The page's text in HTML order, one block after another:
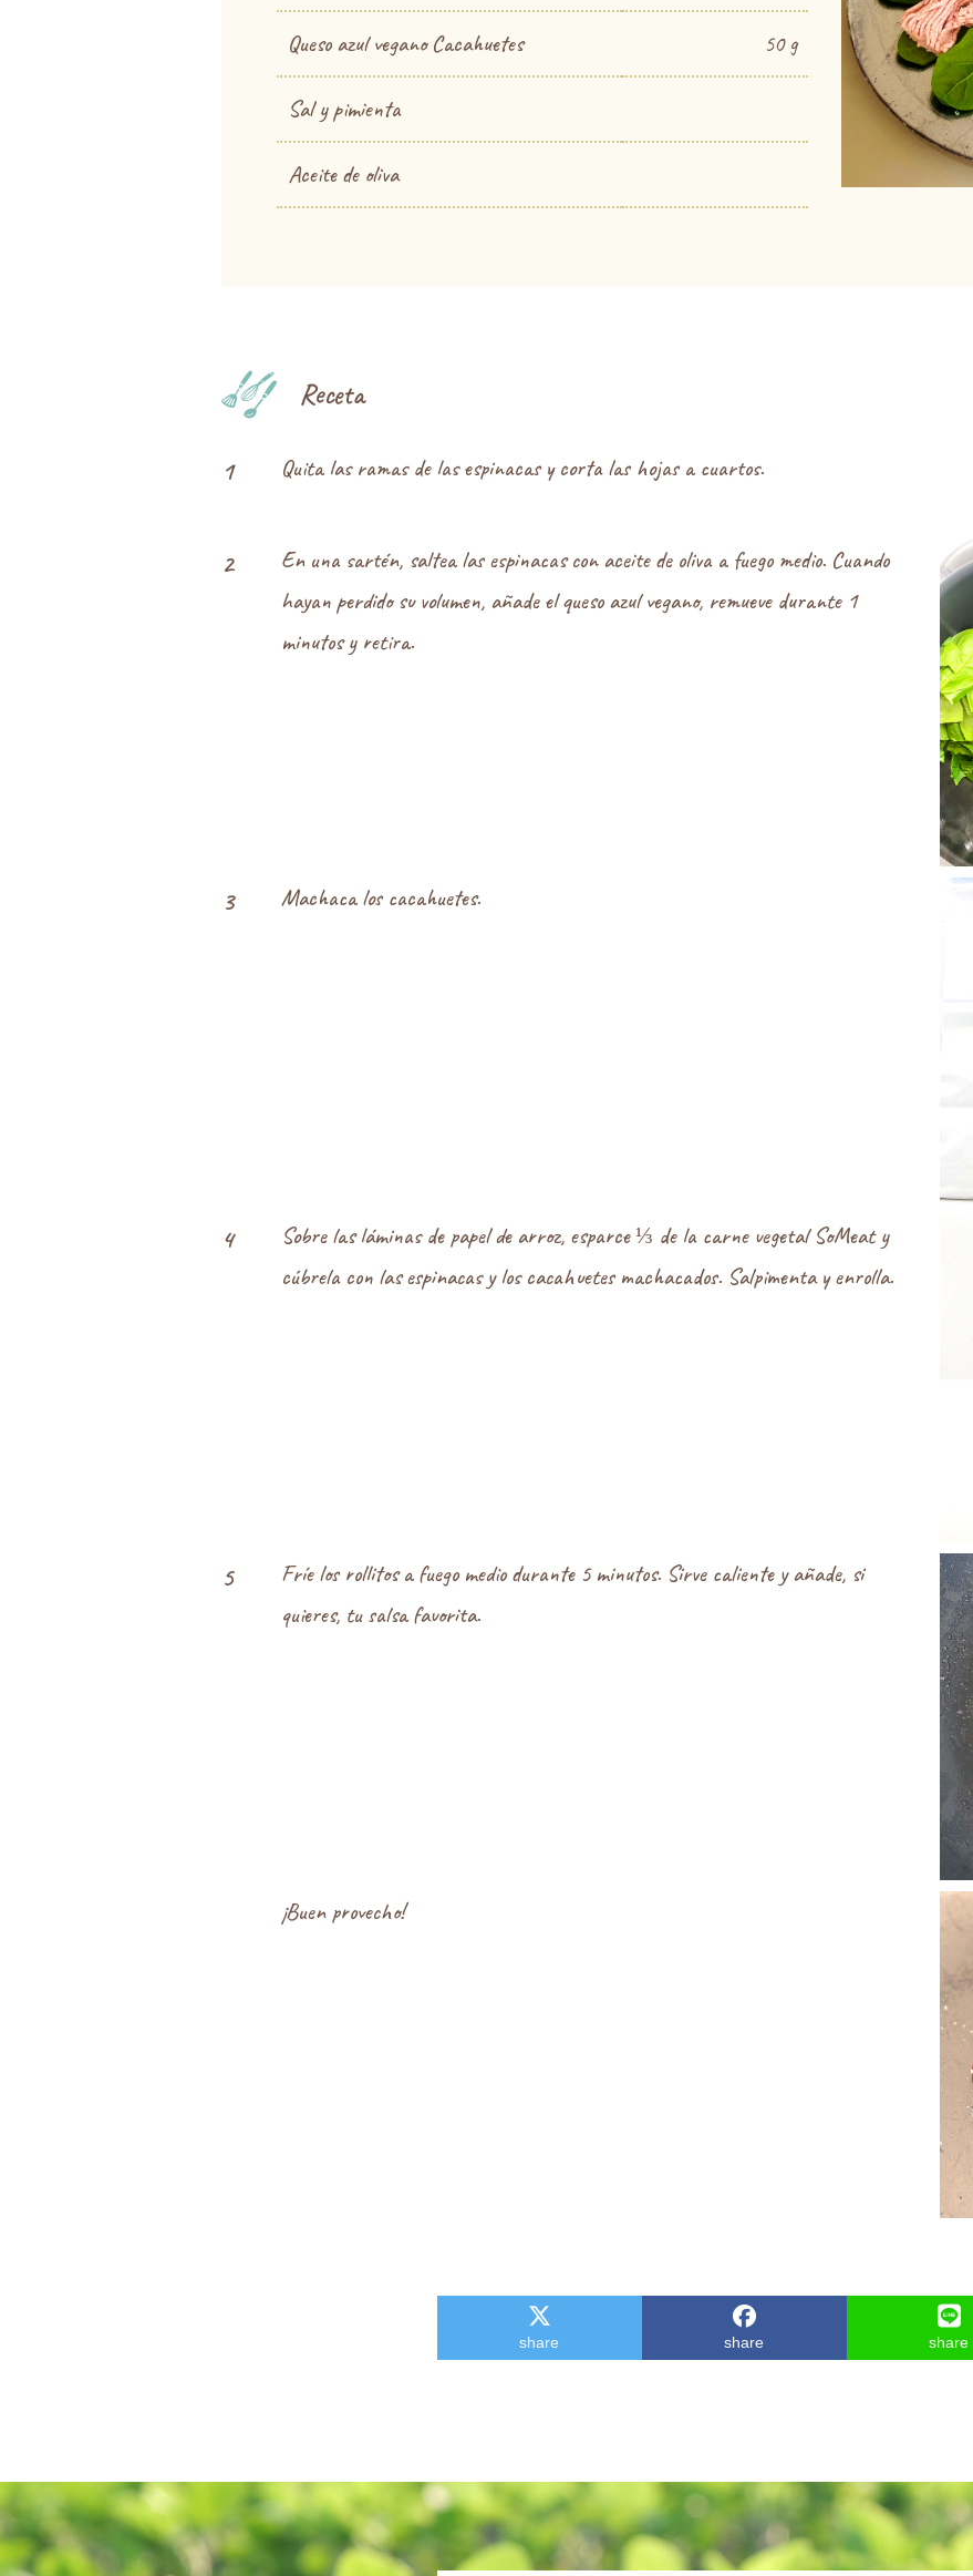
Queso azul vegano Cacahuetes 50 g
Sal y pimienta
Aceite de oliva
Receta
1 Quita las ramas de las espinacas y corta las hojas a cuartos.
2
En una sartén, saltea las espinacas con aceite de oliva a fuego medio. Cuando
hayan perdido su volumen, añade el queso azul vegano, remueve durante 1
minutos y retira.
3 Machaca los cacahuetes.
4
Sobre las láminas de papel de arroz, esparce ⅓ de la carne vegetal SoMeat y
cúbrela con las espinacas y los cacahuetes machacados. Salpimenta y enrolla.
5
Fríe los rollitos a fuego medio durante 5 minutos. Sirve caliente y añade, si
quieres, tu salsa favorita.
¡Buen provecho!
share share share